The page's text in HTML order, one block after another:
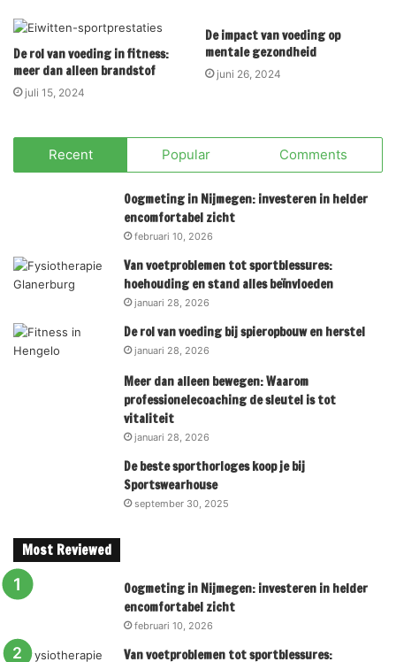
De rol van voeding in fitness:
meer dan alleen brandstof
juli 15, 2024
De impact van voeding op
mentale gezondheid
juni 26, 2024
Recent Popular Comments
Oogmeting in Nijmegen: investeren in helder
encomfortabel zicht
februari 10, 2026
Van voetproblemen tot sportblessures:
hoehouding en stand alles beïnvloeden
januari 28, 2026
De rol van voeding bij spieropbouw en herstel
januari 28, 2026
Meer dan alleen bewegen: Waarom
professionelecoaching de sleutel is tot
vitaliteit
januari 28, 2026
De beste sporthorloges koop je bij
Sportswearhouse
september 30, 2025
Most Reviewed
Oogmeting in Nijmegen: investeren in helder
encomfortabel zicht
februari 10, 2026
Van voetproblemen tot sportblessures: